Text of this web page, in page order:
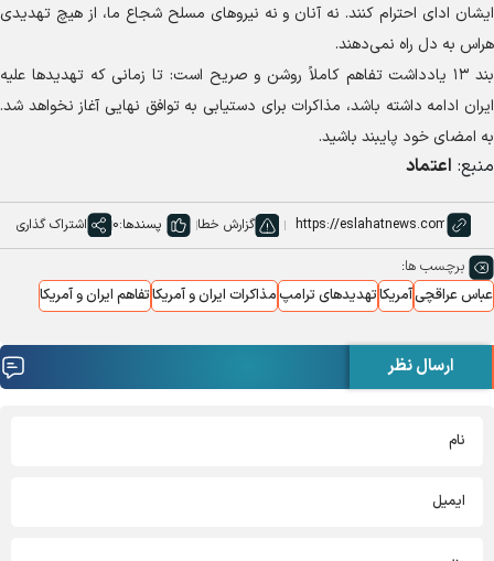
ایشان ادای احترام کنند. نه آنان و نه نیرو‌های مسلح شجاع ما، از هیچ تهدیدی
هراس به دل راه نمی‌دهند.
بند ۱۳ یادداشت تفاهم کاملاً روشن و صریح است: تا زمانی که تهدید‌ها علیه
ایران ادامه داشته باشد، مذاکرات برای دستیابی به توافق نهایی آغاز نخواهد شد.
به امضای خود پایبند باشید.
منبع: اعتماد
گزارش خطا پسندها:0 اشتراک گذاری
برچسب ها:
عباس عراقچیآمریکاتهدیدهای ترامپمذاکرات ایران و آمریکاتفاهم ایران و آمریکا
ارسال نظر